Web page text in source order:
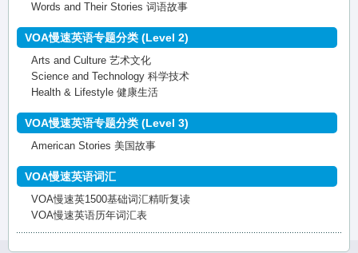
Words and Their Stories 词语故事
VOA慢速英语专题分类 (Level 2)
Arts and Culture 艺术文化
Science and Technology 科学技术
Health & Lifestyle 健康生活
VOA慢速英语专题分类 (Level 3)
American Stories 美国故事
VOA慢速英语词汇
VOA慢速英1500基础词汇精听复读
VOA慢速英语历年词汇表